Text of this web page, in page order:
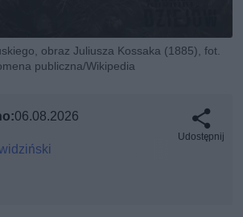
obraz Juliusza Kossaka (1885), fot.
publiczna/Wikipedia
06.08.2026
Udostępnij